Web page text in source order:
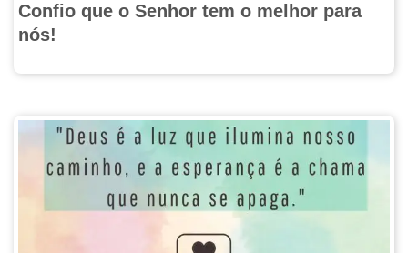
Confio que o Senhor tem o melhor para
nós!